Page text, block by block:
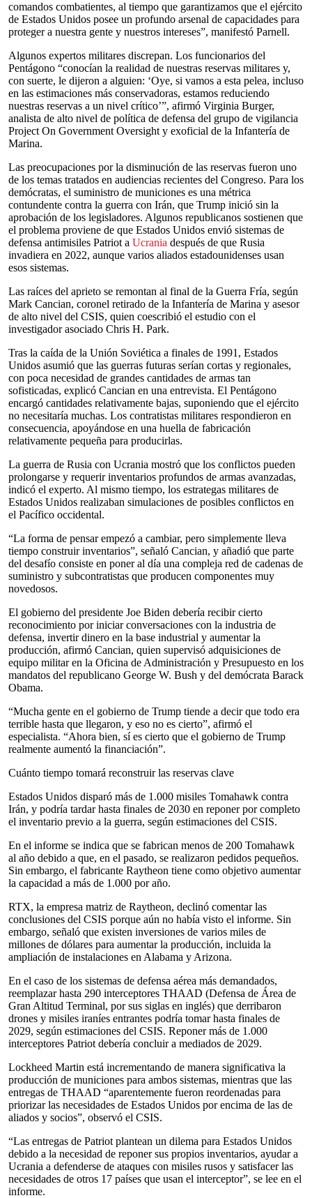
comandos combatientes, al tiempo que garantizamos que el ejército
de Estados Unidos posee un profundo arsenal de capacidades para
proteger a nuestra gente y nuestros intereses”, manifestó Parnell.
Algunos expertos militares discrepan. Los funcionarios del
Pentágono “conocían la realidad de nuestras reservas militares y,
con suerte, le dijeron a alguien: ‘Oye, si vamos a esta pelea, incluso
en las estimaciones más conservadoras, estamos reduciendo
nuestras reservas a un nivel crítico’”, afirmó Virginia Burger,
analista de alto nivel de política de defensa del grupo de vigilancia
Project On Government Oversight y exoficial de la Infantería de
Marina.
Las preocupaciones por la disminución de las reservas fueron uno
de los temas tratados en audiencias recientes del Congreso. Para los
demócratas, el suministro de municiones es una métrica
contundente contra la guerra con Irán, que Trump inició sin la
aprobación de los legisladores. Algunos republicanos sostienen que
el problema proviene de que Estados Unidos envió sistemas de
defensa antimisiles Patriot a Ucrania después de que Rusia
invadiera en 2022, aunque varios aliados estadounidenses usan
esos sistemas.
Las raíces del aprieto se remontan al final de la Guerra Fría, según
Mark Cancian, coronel retirado de la Infantería de Marina y asesor
de alto nivel del CSIS, quien coescribió el estudio con el
investigador asociado Chris H. Park.
Tras la caída de la Unión Soviética a finales de 1991, Estados
Unidos asumió que las guerras futuras serían cortas y regionales,
con poca necesidad de grandes cantidades de armas tan
sofisticadas, explicó Cancian en una entrevista. El Pentágono
encargó cantidades relativamente bajas, suponiendo que el ejército
no necesitaría muchas. Los contratistas militares respondieron en
consecuencia, apoyándose en una huella de fabricación
relativamente pequeña para producirlas.
La guerra de Rusia con Ucrania mostró que los conflictos pueden
prolongarse y requerir inventarios profundos de armas avanzadas,
indicó el experto. Al mismo tiempo, los estrategas militares de
Estados Unidos realizaban simulaciones de posibles conflictos en
el Pacífico occidental.
“La forma de pensar empezó a cambiar, pero simplemente lleva
tiempo construir inventarios”, señaló Cancian, y añadió que parte
del desafío consiste en poner al día una compleja red de cadenas de
suministro y subcontratistas que producen componentes muy
novedosos.
El gobierno del presidente Joe Biden debería recibir cierto
reconocimiento por iniciar conversaciones con la industria de
defensa, invertir dinero en la base industrial y aumentar la
producción, afirmó Cancian, quien supervisó adquisiciones de
equipo militar en la Oficina de Administración y Presupuesto en los
mandatos del republicano George W. Bush y del demócrata Barack
Obama.
“Mucha gente en el gobierno de Trump tiende a decir que todo era
terrible hasta que llegaron, y eso no es cierto”, afirmó el
especialista. “Ahora bien, sí es cierto que el gobierno de Trump
realmente aumentó la financiación”.
Cuánto tiempo tomará reconstruir las reservas clave
Estados Unidos disparó más de 1.000 misiles Tomahawk contra
Irán, y podría tardar hasta finales de 2030 en reponer por completo
el inventario previo a la guerra, según estimaciones del CSIS.
En el informe se indica que se fabrican menos de 200 Tomahawk
al año debido a que, en el pasado, se realizaron pedidos pequeños.
Sin embargo, el fabricante Raytheon tiene como objetivo aumentar
la capacidad a más de 1.000 por año.
RTX, la empresa matriz de Raytheon, declinó comentar las
conclusiones del CSIS porque aún no había visto el informe. Sin
embargo, señaló que existen inversiones de varios miles de
millones de dólares para aumentar la producción, incluida la
ampliación de instalaciones en Alabama y Arizona.
En el caso de los sistemas de defensa aérea más demandados,
reemplazar hasta 290 interceptores THAAD (Defensa de Área de
Gran Altitud Terminal, por sus siglas en inglés) que derribaron
drones y misiles iraníes entrantes podría tomar hasta finales de
2029, según estimaciones del CSIS. Reponer más de 1.000
interceptores Patriot debería concluir a mediados de 2029.
Lockheed Martin está incrementando de manera significativa la
producción de municiones para ambos sistemas, mientras que las
entregas de THAAD “aparentemente fueron reordenadas para
priorizar las necesidades de Estados Unidos por encima de las de
aliados y socios”, observó el CSIS.
“Las entregas de Patriot plantean un dilema para Estados Unidos
debido a la necesidad de reponer sus propios inventarios, ayudar a
Ucrania a defenderse de ataques con misiles rusos y satisfacer las
necesidades de otros 17 países que usan el interceptor”, se lee en el
informe.